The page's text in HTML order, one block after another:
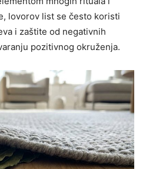
lovorov list se često koristi
i zaštite od negativnih
pozitivnog okruženja.